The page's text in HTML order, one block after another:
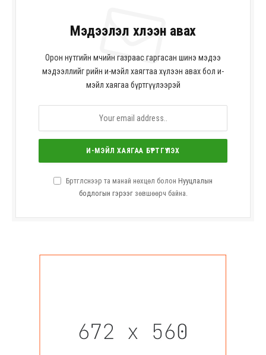
Мэдээлэл хүлээн авах
Орон нутгийн өмчийн газраас гаргасан шинэ мэдээ
мэдээллийг өөрийн и-мэйл хаягтаа хүлээн авах бол и-
мэйл хаягаа бүртгүүлээрэй
Бүртгүүлснээр та манай нөхцөл болон Нууцлалын
бодлогын гэрээгзөвшөөрч байна.